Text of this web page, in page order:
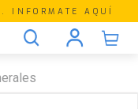
INFORMATE AQUÍ